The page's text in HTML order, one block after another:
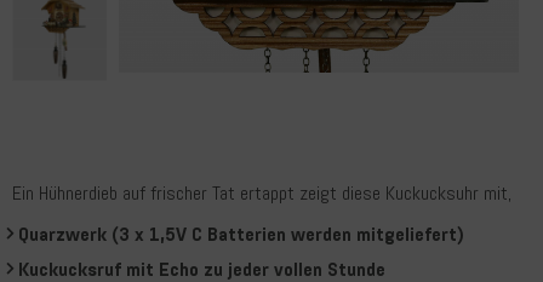
Ein Hühnerdieb auf frischer Tat ertappt zeigt diese Kuckucksuhr mit,
Quarzwerk (3 x 1,5V C Batterien werden mitgeliefert)
Kuckucksruf mit Echo zu jeder vollen Stunde